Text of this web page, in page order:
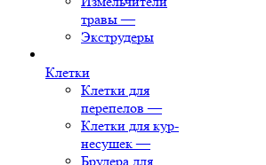
травы —
Экструдеры
Клетки
Клетки для
перепелов —
Клетки для кур-
несушек —
Брудера для